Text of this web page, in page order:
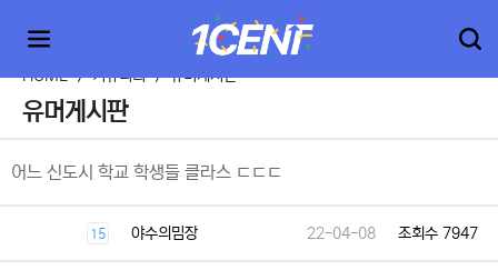
HOME > 커뮤니티 > 유머게시판
유머게시판
어느 신도시 학교 학생들 클라스 ㄷㄷㄷ
15 야수의밈장 22-04-08 조회수 7947